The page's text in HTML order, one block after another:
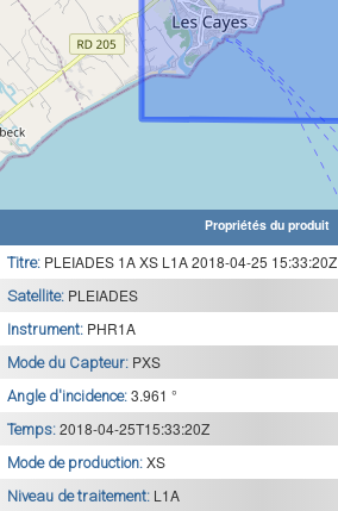
Propriétés du produit
Titre: PLEIADES 1A XS L1A 2018-04-25 15:33:20Z
Satellite: PLEIADES
Instrument: PHR1A
Mode du Capteur: PXS
Angle d'incidence: 3.961 °
Temps: 2018-04-25T15:33:20Z
Mode de production: XS
Niveau de traitement: L1A